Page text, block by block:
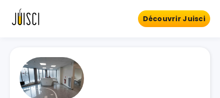
Découvrir Juisci